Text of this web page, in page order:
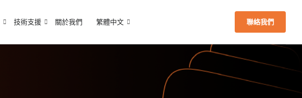
技術支援 關於我們 繁體中文 聯絡我們